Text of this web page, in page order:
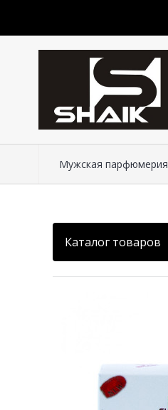
Мужская парфюмерия
Каталог товаров